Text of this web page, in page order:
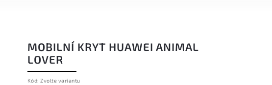
MOBILNÍ KRYT HUAWEI ANIMAL
LOVER
Kód: Zvolte variantu